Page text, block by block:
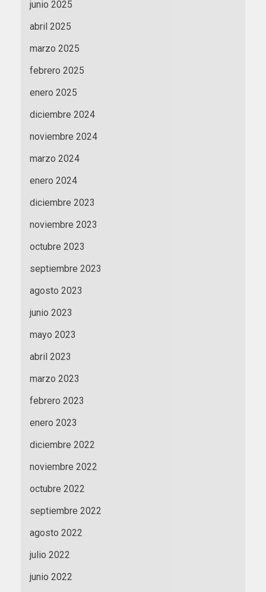
junio 2025
abril 2025
marzo 2025
febrero 2025
enero 2025
diciembre 2024
noviembre 2024
marzo 2024
enero 2024
diciembre 2023
noviembre 2023
octubre 2023
septiembre 2023
agosto 2023
junio 2023
mayo 2023
abril 2023
marzo 2023
febrero 2023
enero 2023
diciembre 2022
noviembre 2022
octubre 2022
septiembre 2022
agosto 2022
julio 2022
junio 2022